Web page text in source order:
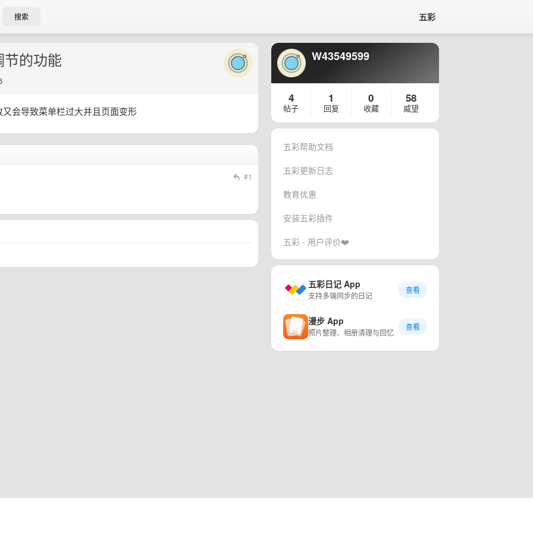
搜索 五彩
的功能
会导致菜单栏过大并且页面变形
#1
W43549599
4
帖子
1
回复
0
收藏
58
威望
五彩帮助文档
五彩更新日志
教育优惠
安装五彩插件
五彩 - 用户评价❤️
五彩日记 App
支持多端同步的日记
查看
漫步 App
照片整理、相册清理与回忆
查看